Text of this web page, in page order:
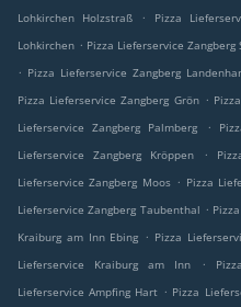
Lohkirchen Holzstraß
. Pizza
Lohkirchen . Pizza Lieferservice Zangberg
. Pizza Lieferservice Zangberg
Pizza Lieferservice Zangberg Grön .
Lieferservice Zangberg Palmberg
.
Lieferservice Zangberg Kröppen
.
Lieferservice Zangberg Moos . Pizza
Lieferservice Zangberg Taubenthal .
Kraiburg am Inn Ebing . Pizza
Lieferservice Kraiburg am Inn
.
Lieferservice Ampfing Hart . Pizza